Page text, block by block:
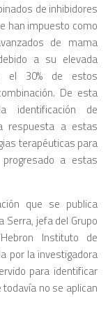
de inhibidores
han impuesto como
de mama
a su elevada
el 30% de estos
De esta
identificación de
respuesta a estas
terapéuticas para
a estas
que se publica
Serra, jefa del Grupo
Instituto de
por la investigadora
para identificar
no se aplican